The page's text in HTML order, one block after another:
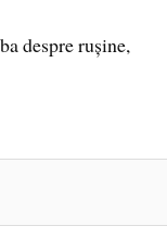
despre rușine,